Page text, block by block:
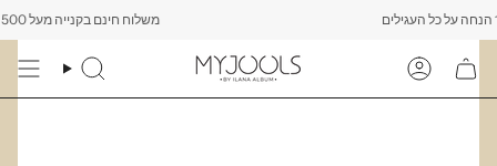
to
Search
Account
משלוח חינם בקנייה מעל 500 ש"ח -------- רק עד יום שישי הקרוב לפחות 10% הנחה על כל העגילים